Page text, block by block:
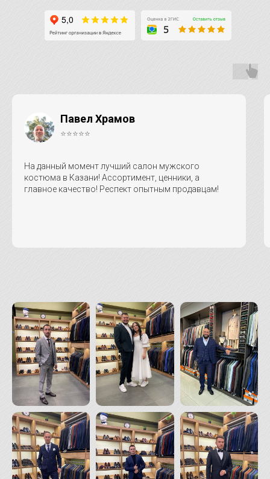
Павел Храмов
⭐⭐⭐⭐⭐
На данный момент лучший салон мужского
костюма в Казани! Ассортимент, ценники, а
главное качество! Респект опытным продавцам!